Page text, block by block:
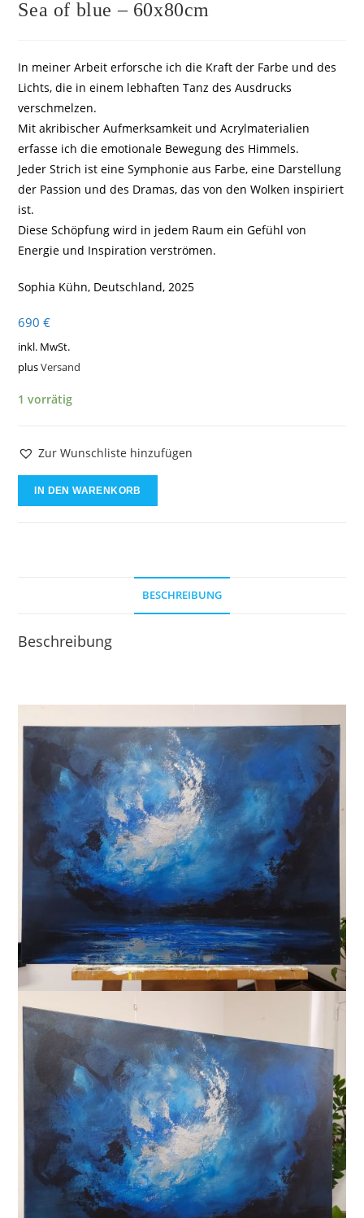
Sea of blue – 60x80cm
In meiner Arbeit erforsche ich die Kraft der Farbe und des
Lichts, die in einem lebhaften Tanz des Ausdrucks
verschmelzen.
Mit akribischer Aufmerksamkeit und Acrylmaterialien
erfasse ich die emotionale Bewegung des Himmels.
Jeder Strich ist eine Symphonie aus Farbe, eine Darstellung
der Passion und des Dramas, das von den Wolken inspiriert
ist.
Diese Schöpfung wird in jedem Raum ein Gefühl von
Energie und Inspiration verströmen.
Sophia Kühn, Deutschland, 2025
690€
inkl. MwSt.
plusVersand
1 vorrätig
Zur Wunschliste hinzufügen
Sea
of
IN DEN WARENKORB
BESCHREIBUNG
Beschreibung